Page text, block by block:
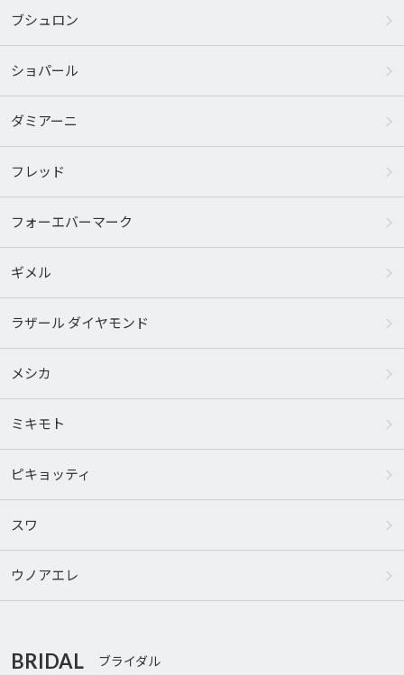
ブシュロン
ショパール
ダミアーニ
フレッド
フォーエバーマーク
ギメル
ラザール ダイヤモンド
メシカ
ミキモト
ピキョッティ
スワ
ウノアエレ
BRIDAL ブライダル